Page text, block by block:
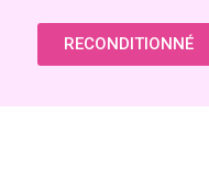
RECONDITIONNÉ